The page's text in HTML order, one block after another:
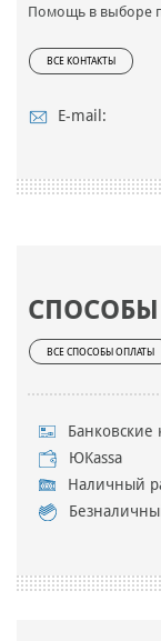
Помощь в выборе
ВСЕ КОНТАКТЫ
E-mail:
ВСЕ СПОСОБЫ ОПЛАТЫ
Банковские
ЮKassa
Наличный